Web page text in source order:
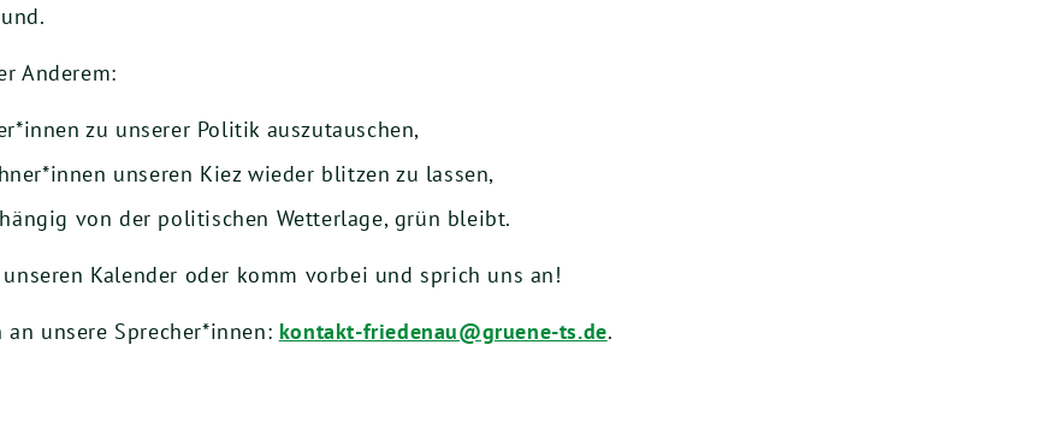
Anderem:
zu unserer Politik auszutauschen,
unseren Kiez wieder blitzen zu lassen,
von der politischen Wetterlage, grün bleibt.
Kalender oder komm vorbei und sprich uns an!
unsere Sprecher*innen: kontakt-friedenau@gruene-ts.de.